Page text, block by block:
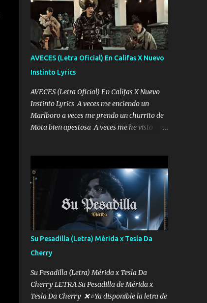
AVECES (Letra Oficial) En Califas X Nuevo
Instinto Lyrics
AVECES (Letra Oficial) En Califas X Nuevo
Instinto Lyrics A veces me enciendo un
Marlboro a veces me prendo un churrito de
Mota bien apestosa A veces me he visto
me mandó yo tengo el control a todos yo les
paro el dedo soy hocicon un malcriado un
malandrón Que Les importa no saben nada
falsas las risas las que me miran hay gente
corriente no quieren verte subir de level
trucha mis plebes Música A veces me pongo
un sombrero a veces me ven la cachucha de
lado con la mirada siempre en alto A veces
me fajó una super o a veces me fajó una
Glock siempre armado todas las
generaciones yo traigo El chiste es que hago
Su Pesadilla (Letra) Mérida x Tesla Da
Cherry
Su Pesadilla (Letra) Mérida x Tesla Da
Cherry LETRA Su Pesadilla de Mérida x
Tesla Da Cherry ❌⭐Ya disponible la letra de